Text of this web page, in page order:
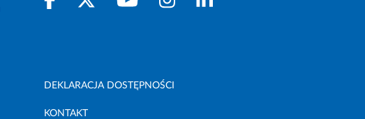
DEKLARACJA DOSTĘPNOŚCI
KONTAKT